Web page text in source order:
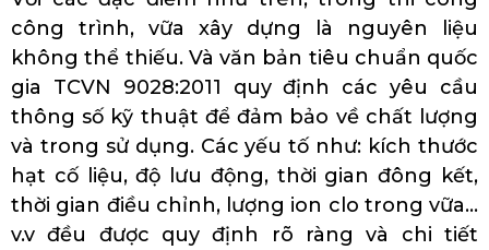
công trình, vữa xây dựng là nguyên liệu
không thể thiếu. Và văn bản tiêu chuẩn quốc
gia TCVN 9028:2011 quy định các yêu cầu
thông số kỹ thuật để đảm bảo về chất lượng
và trong sử dụng. Các yếu tố như: kích thước
hạt cố liệu, độ lưu động, thời gian đông kết,
thời gian điều chỉnh, lượng ion clo trong vữa…
v.v đều được quy định rõ ràng và chi tiết